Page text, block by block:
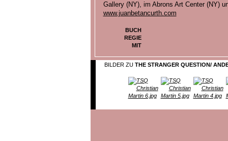
Gallery (NY), im Abrons Art Center (NY)
www.juanbetancurth.com
BUCH
REGIE
MIT
BILDER ZU THE STRANGER QUESTION/